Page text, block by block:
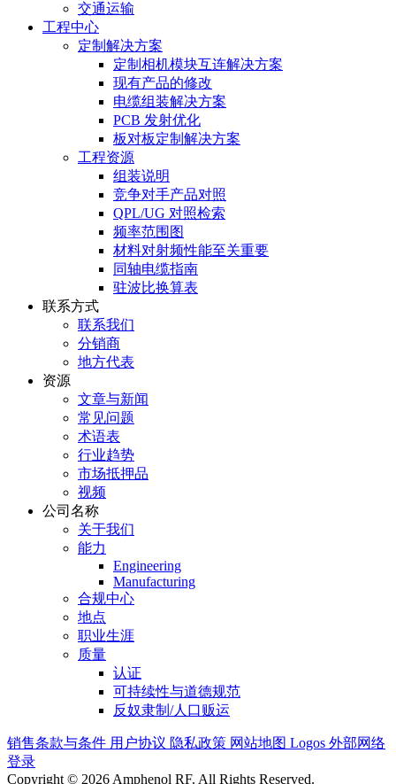
交通运输
工程中心
定制解决方案
定制相机模块互连解决方案
现有产品的修改
电缆组装解决方案
PCB 发射优化
板对板定制解决方案
工程资源
组装说明
竞争对手产品对照
QPL/UG 对照检索
频率范围图
材料对射频性能至关重要
同轴电缆指南
驻波比换算表
联系方式
联系我们
分销商
地方代表
资源
文章与新闻
常见问题
术语表
行业趋势
市场抵押品
视频
公司名称
关于我们
能力
Engineering
Manufacturing
合规中心
地点
职业生涯
质量
认证
可持续性与道德规范
反奴隶制/人口贩运
销售条款与条件 用户协议 隐私政策 网站地图 Logos 外部网络
登录
Copyright © 2026 Amphenol RF. All Rights Reserved.